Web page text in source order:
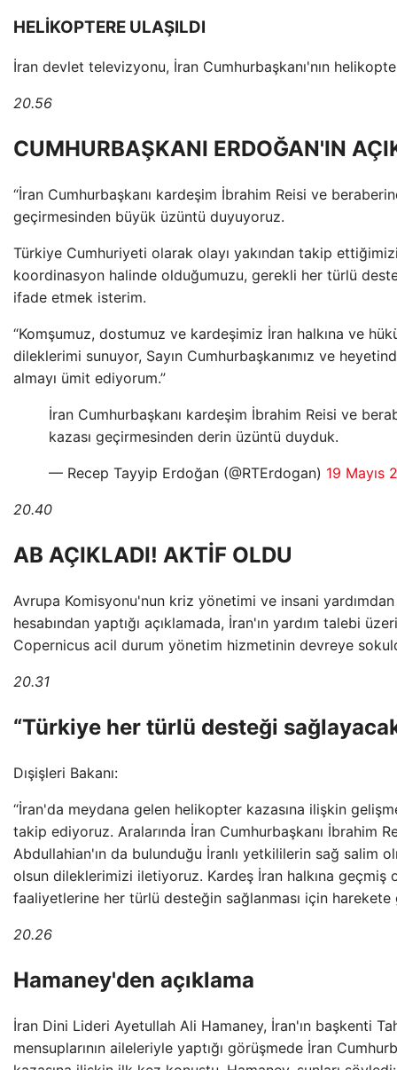
HELİKOPTERE ULAŞILDI
İran devlet televizyonu, İran Cumhurbaşkanı'nın
20.56
CUMHURBAŞKANI ERDOĞAN'IN
“İran Cumhurbaşkanı kardeşim İbrahim Reisi ve
geçirmesinden büyük üzüntü duyuyoruz.
Türkiye Cumhuriyeti olarak olayı yakından takip
koordinasyon halinde olduğumuzu, gerekli her türlü
ifade etmek isterim.
“Komşumuz, dostumuz ve kardeşimiz İran halkına ve
dileklerimi sunuyor, Sayın Cumhurbaşkanımız ve
almayı ümit ediyorum.”
İran Cumhurbaşkanı kardeşim İbrahim Reisi ve
kazası geçirmesinden derin üzüntü duyduk.
— Recep Tayyip Erdoğan (@RTErdogan) 19 Mayıs
20.40
AB AÇIKLADI! AKTİF OLDU
Avrupa Komisyonu'nun kriz yönetimi ve insani
hesabından yaptığı açıklamada, İran'ın yardım talebi
Copernicus acil durum yönetim hizmetinin devreye
20.31
“Türkiye her türlü desteği sağlayacak
Dışişleri Bakanı:
“İran'da meydana gelen helikopter kazasına ilişkin
takip ediyoruz. Aralarında İran Cumhurbaşkanı İbrahim
Abdullahian'ın da bulunduğu İranlı yetkililerin sağ salim
olsun dileklerimizi iletiyoruz. Kardeş İran halkına geçmiş
faaliyetlerine her türlü desteğin sağlanması için harekete
20.26
Hamaney'den açıklama
İran Dini Lideri Ayetullah Ali Hamaney, İran'ın başkenti
mensuplarının aileleriyle yaptığı görüşmede İran